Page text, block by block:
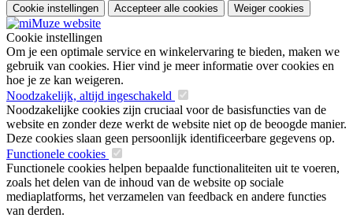
Cookie instellingen Accepteer alle cookies Weiger cookies
Cookie instellingen
Om je een optimale service en winkelervaring te bieden, maken we
gebruik van cookies. Hier vind je meer informatie over cookies en
hoe je ze kan weigeren.
Noodzakelijk, altijd ingeschakeld
Noodzakelijke cookies zijn cruciaal voor de basisfuncties van de
website en zonder deze werkt de website niet op de beoogde manier.
Deze cookies slaan geen persoonlijk identificeerbare gegevens op.
Functionele cookies
Functionele cookies helpen bepaalde functionaliteiten uit te voeren,
zoals het delen van de inhoud van de website op sociale
mediaplatforms, het verzamelen van feedback en andere functies
van derden.